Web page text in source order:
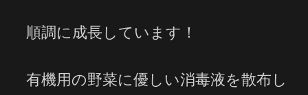
順調に成長しています！
有機用の野菜に優しい消毒液を散布し